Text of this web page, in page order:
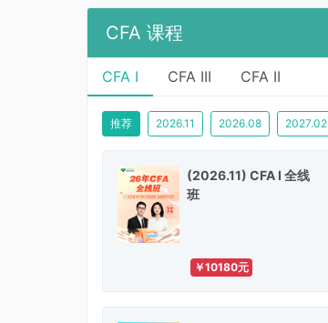
CFA 课程
CFA I CFA III CFA II
推荐 2026.11 2026.08 2027.02
(2026.11) CFA I 全线
班
￥10180元